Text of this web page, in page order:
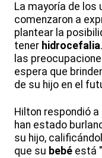
La mayoría de los
comenzaron a
plantear la
tener hidrocefalia
las
espera que
de su hijo en el
Hilton respondió a
han estado
su hijo,
que su bebé está